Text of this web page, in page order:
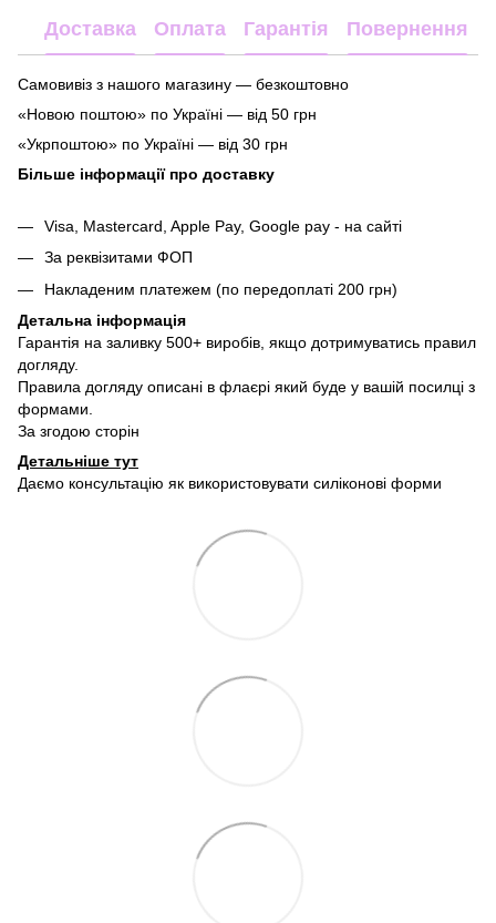
Доставка Оплата Гарантія Повернення
Самовивіз з нашого магазину — безкоштовно
«Новою поштою» по Україні — від 50 грн
«Укрпоштою» по Україні — від 30 грн
Більше інформації про доставку
Visa, Mastercard, Apple Pay, Google pay - на сайті
За реквізитами ФОП
Накладеним платежем (по передоплаті 200 грн)
Детальна інформація
Гарантія на заливку 500+ виробів, якщо дотримуватись правил
догляду.
Правила догляду описані в флаєрі який буде у вашій посилці з
формами.
За згодою сторін
Детальніше тут
Даємо консультацію як використовувати силіконові форми